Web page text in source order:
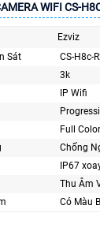
WIFI CS-
Ezviz
Sát
CS-H8c-
3k
IP Wifi
Full
Chống
IP67
Thu Âm
Có Màu